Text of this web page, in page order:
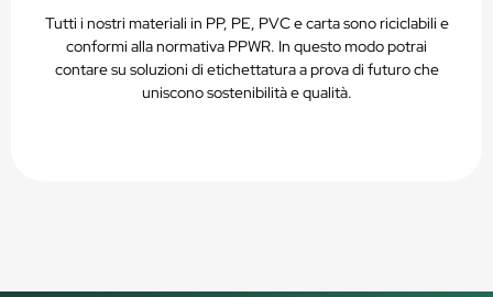
Tutti i nostri materiali in PP, PE, PVC e carta sono riciclabili e
conformi alla normativa PPWR. In questo modo potrai
contare su soluzioni di etichettatura a prova di futuro che
uniscono sostenibilità e qualità.